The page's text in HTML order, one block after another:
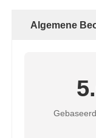
Algemene